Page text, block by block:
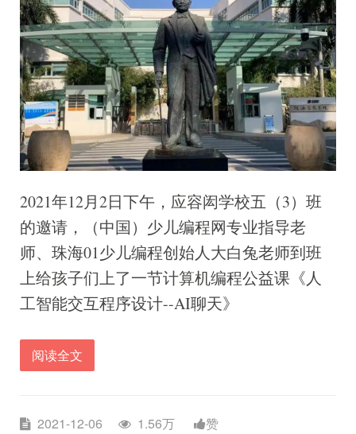
2021年12月2日下午，应容闳学校五（3）班
的邀请，（中国）少儿编程网专业指导老
师、珠海01少儿编程创始人大白兔老师到班
上给孩子们上了一节计算机编程公益课《人
工智能交互程序设计--AI聊天》
阅读全文
2021-12-06 1.56万 赞